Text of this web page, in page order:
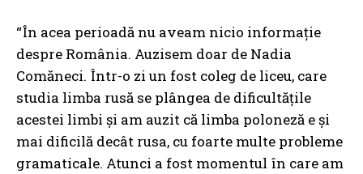
“În acea perioadă nu aveam nicio informaţie
despre România. Auzisem doar de Nadia
Comăneci. Într-o zi un fost coleg de liceu, care
studia limba rusă se plângea de dificultăţile
acestei limbi şi am auzit că limba poloneză e şi
mai dificilă decât rusa, cu foarte multe probleme
gramaticale. Atunci a fost momentul în care am